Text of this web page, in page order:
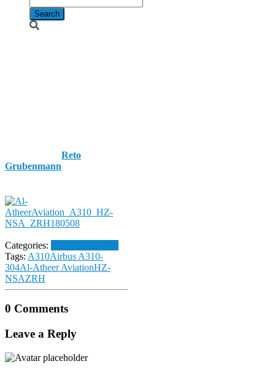
Reto
Grubenmann
Categories:
Tags: A310Airbus A310-
304Al-Atheer AviationHZ-
NSAZRH
0 Comments
Leave a Reply